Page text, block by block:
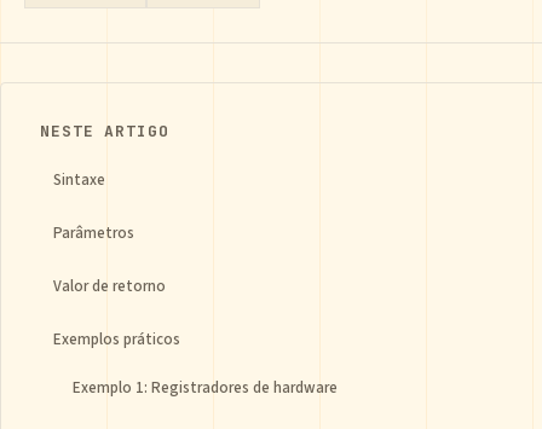
NESTE ARTIGO
Sintaxe
Parâmetros
Valor de retorno
Exemplos práticos
Exemplo 1: Registradores de hardware